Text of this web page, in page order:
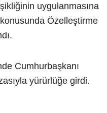
uygulanmasına
Özelleştirme
Cumhurbaşkanı
yürürlüğe girdi.